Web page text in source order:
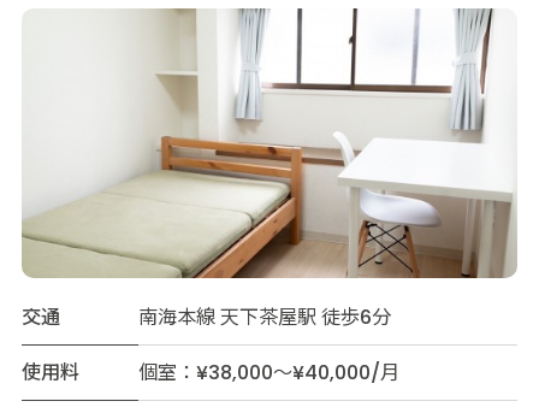
交通
南海本線 天下茶屋駅 徒歩6分
使用料
個室：¥38,000～¥40,000/月